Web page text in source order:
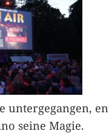
untergegangen,
seine Magie.